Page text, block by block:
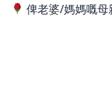
俾老婆/媽媽嘅母